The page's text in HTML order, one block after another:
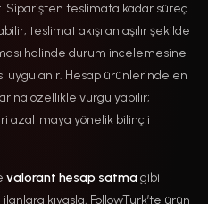
Siparişten teslimata kadar süreç
teslimat akışı anlaşılır şekilde
halinde durum incelemesine
uygulanır. Hesap ürünlerinde en
özellikle vurgu yapılır;
azaltmaya yönelik bilinçli
valorant hesap satmagibi
kıyasla, FollowTurk’te ürün